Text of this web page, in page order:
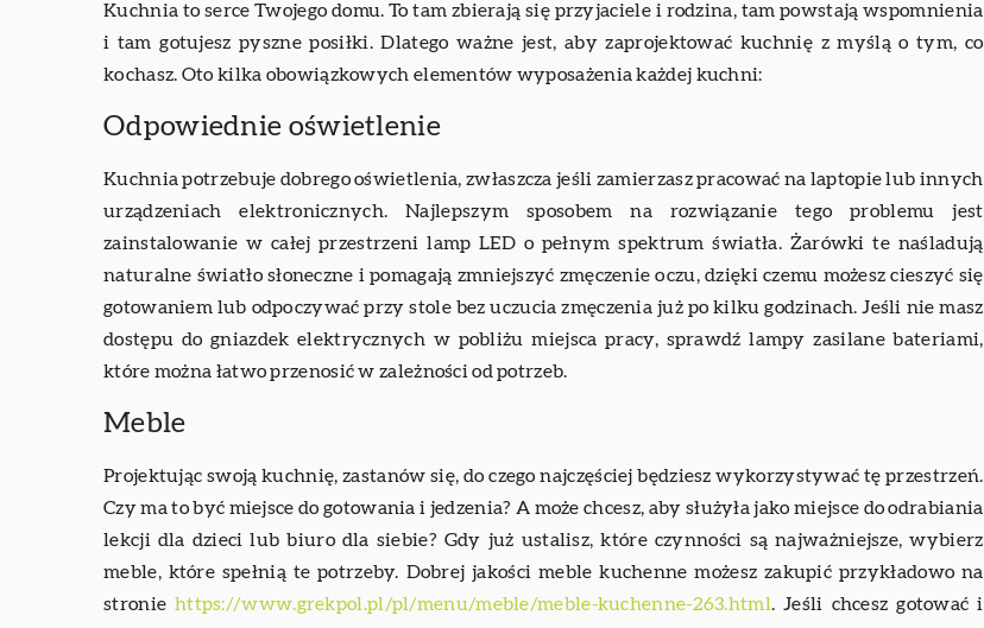
Kuchnia to serce Twojego domu. To tam zbierają się przyjaciele i rodzina, tam powstają wspomnienia
i tam gotujesz pyszne posiłki. Dlatego ważne jest, aby zaprojektować kuchnię z myślą o tym, co
kochasz. Oto kilka obowiązkowych elementów wyposażenia każdej kuchni:
Odpowiednie oświetlenie
Kuchnia potrzebuje dobrego oświetlenia, zwłaszcza jeśli zamierzasz pracować na laptopie lub innych
urządzeniach elektronicznych. Najlepszym sposobem na rozwiązanie tego problemu jest
zainstalowanie w całej przestrzeni lamp LED o pełnym spektrum światła. Żarówki te naśladują
naturalne światło słoneczne i pomagają zmniejszyć zmęczenie oczu, dzięki czemu możesz cieszyć się
gotowaniem lub odpoczywać przy stole bez uczucia zmęczenia już po kilku godzinach. Jeśli nie masz
dostępu do gniazdek elektrycznych w pobliżu miejsca pracy, sprawdź lampy zasilane bateriami,
które można łatwo przenosić w zależności od potrzeb.
Meble
Projektując swoją kuchnię, zastanów się, do czego najczęściej będziesz wykorzystywać tę przestrzeń.
Czy ma to być miejsce do gotowania i jedzenia? A może chcesz, aby służyła jako miejsce do odrabiania
lekcji dla dzieci lub biuro dla siebie? Gdy już ustalisz, które czynności są najważniejsze, wybierz
meble, które spełnią te potrzeby. Dobrej jakości meble kuchenne możesz zakupić przykładowo na
stronie https://www.grekpol.pl/pl/menu/meble/meble-kuchenne-263.html. Jeśli chcesz gotować i